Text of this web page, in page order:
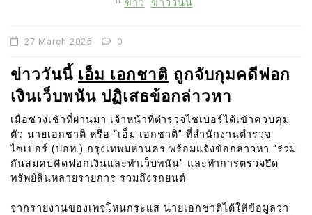
ข่าว ข่าววันนี้
27 March 2025 0
ข่าววันนี้ เอ็ม เอกชาติ ถูกจับกุมคดีฟอก
เงินเว็บพนัน ปฏิเสธข้อกล่าวหา
เมื่อช่วงเช้าที่ผ่านมา เจ้าหน้าที่ตำรวจไซเบอร์ได้เข้าควบคุม
ตัว นายเอกชาติ หรือ “เอ็ม เอกชาติ” ที่สำนักงานตำรวจ
ไซเบอร์ (ปอท.) กรุงเทพมหานคร พร้อมแจ้งข้อกล่าวหา “ร่วม
กันสมคบคิดฟอกเงินและทำเว็บพนัน” และทำการตรวจยึด
ทรัพย์สินหลายรายการ รวมถึงรถยนต์
จากรายงานของเพจโหนกระแส นายเอกชาติได้ให้ข้อมูลว่า